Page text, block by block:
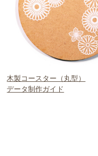
木製コースター（丸型）
データ制作ガイド